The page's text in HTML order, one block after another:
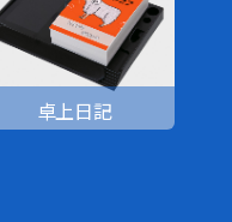
卓上日記